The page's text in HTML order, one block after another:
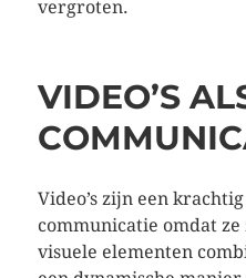
vergroten.
VIDEO’S
Video’s zijn een
communicatie omdat
visuele elementen